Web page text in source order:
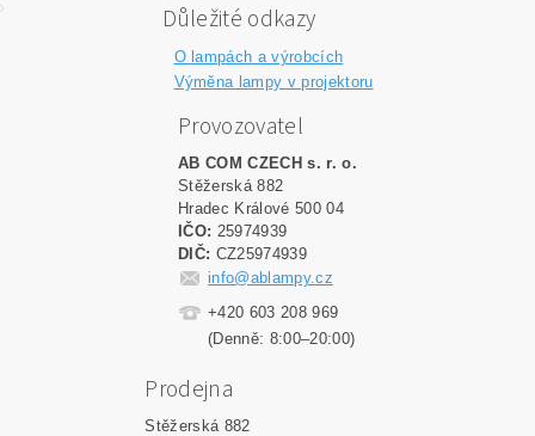
Důležité odkazy
O lampách a výrobcích
Výměna lampy v projektoru
Provozovatel
AB COM CZECH s. r. o.
Stěžerská 882
Hradec Králové 500 04
IČO: 25974939
DIČ: CZ25974939
info@ablampy.cz
+420 603 208 969
(Denně: 8:00–20:00)
Prodejna
Stěžerská 882